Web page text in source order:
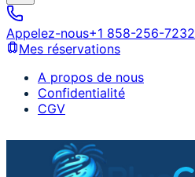
Appelez-nous+1 858-256-7232
Mes réservations
A propos de nous
Confidentialité
CGV